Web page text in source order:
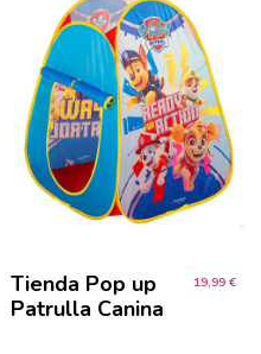
Tienda Pop up
Patrulla Canina
19,99 €